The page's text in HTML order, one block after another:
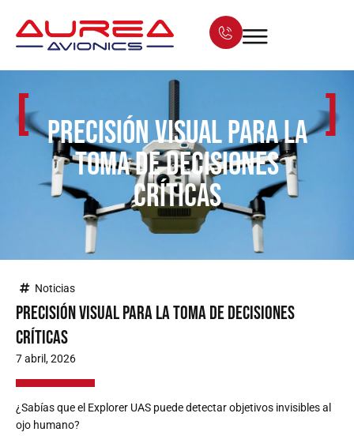
[ Precisión visual para la
toma de decisiones
críticas
]
Noticias
Precisión visual para la toma de decisiones
críticas
7 abril, 2026
¿Sabías que el Explorer UAS puede detectar objetivos invisibles al
ojo humano?